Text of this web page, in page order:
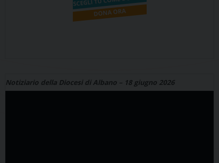
Notiziario della Diocesi di Albano – 18 giugno 2026